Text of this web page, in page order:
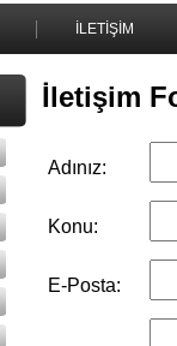
İLETİŞİM
İletişim
Adınız:
Konu:
E-Posta: